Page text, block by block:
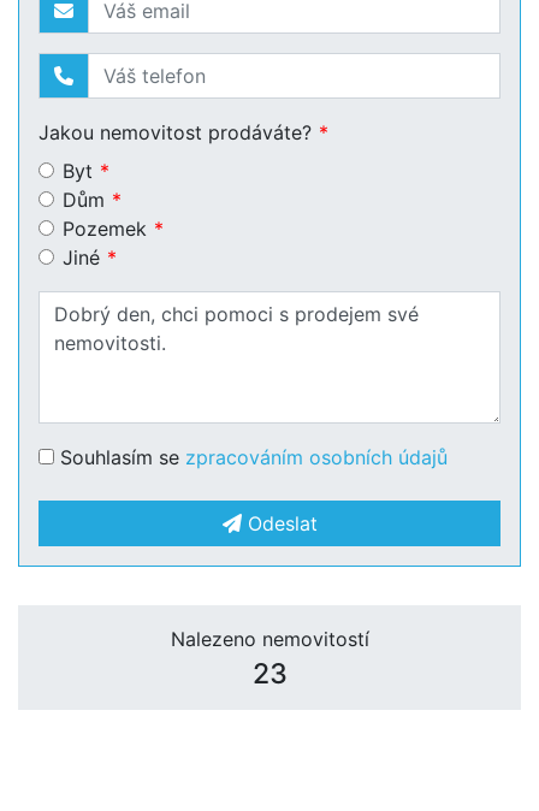
Jakou nemovitost prodáváte?
Byt
Dům
Pozemek
Jiné
Souhlasím se zpracováním osobních údajů
Odeslat
Nalezeno nemovitostí
23